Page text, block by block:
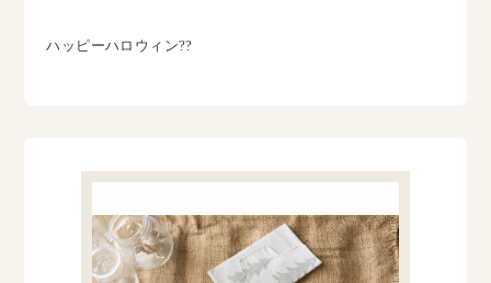
ハッピーハロウィン??